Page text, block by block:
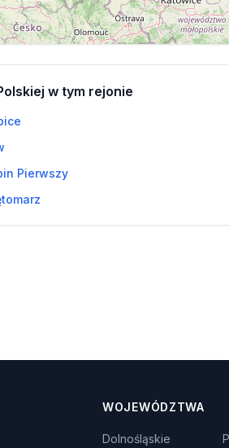
w tym rejonie
Pierwszy
WOJEWÓDZTWA
Dolnośląskie